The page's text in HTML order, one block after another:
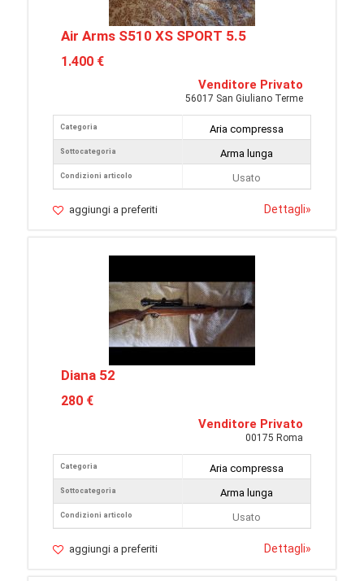
Air Arms S510 XS SPORT 5.5
1.400 €
Venditore Privato
56017 San Giuliano Terme
Categoria
Sottocategoria
Condizioni articolo
Aria compressa
Arma lunga
Usato
aggiungi a preferiti Dettagli»
Diana 52
280 €
Venditore Privato
00175 Roma
Categoria
Sottocategoria
Condizioni articolo
Aria compressa
Arma lunga
Usato
aggiungi a preferiti Dettagli»